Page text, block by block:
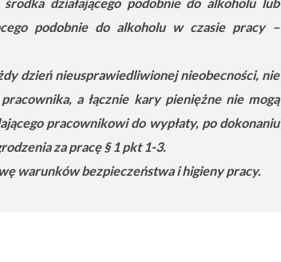
działającego podobnie do alkoholu lub
podobnie do alkoholu w czasie pracy –
dzień nieusprawiedliwionej nieobecności, nie
a łącznie kary pieniężne nie mogą
pracownikowi do wypłaty, po dokonaniu
za pracę § 1 pkt 1-3.
warunków bezpieczeństwa i higieny pracy.